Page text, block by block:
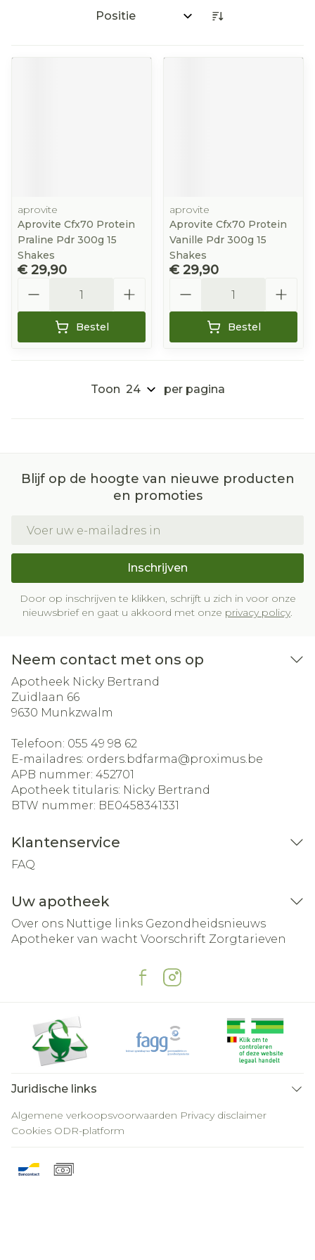
Sorteer op:
aprovite
Aprovite Cfx70 Protein
Praline Pdr 300g 15
Shakes
€ 29,90
Bestel
aprovite
Aprovite Cfx70 Protein
Vanille Pdr 300g 15
Shakes
€ 29,90
Bestel
Toon per pagina
Blijf op de hoogte van nieuwe producten
en promoties
Inschrijven
Door op inschrijven te klikken, schrijft u zich in voor onze
nieuwsbrief en gaat u akkoord met onze privacy policy.
Neem contact met ons op
Apotheek Nicky Bertrand
Zuidlaan 66
9630 Munkzwalm
Telefoon: 055 49 98 62
E-mailadres: orders.bdfarma@proximus.be
APB nummer: 452701
Apotheek titularis: Nicky Bertrand
BTW nummer: BE0458341331
Klantenservice
FAQ
Uw apotheek
Over ons Nuttige links Gezondheidsnieuws
Apotheker van wacht Voorschrift Zorgtarieven
Juridische links
Algemene verkoopsvoorwaarden Privacy disclaimer
Cookies ODR-platform